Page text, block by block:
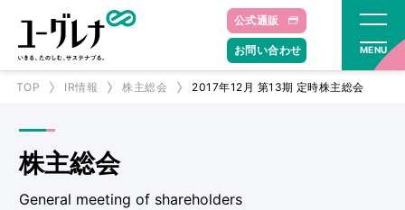
公式通販
お問い合わせ MENU
TOP IR情報 株主総会 2017年12月 第13期 定時株主総会
株主総会​
General meeting of shareholders